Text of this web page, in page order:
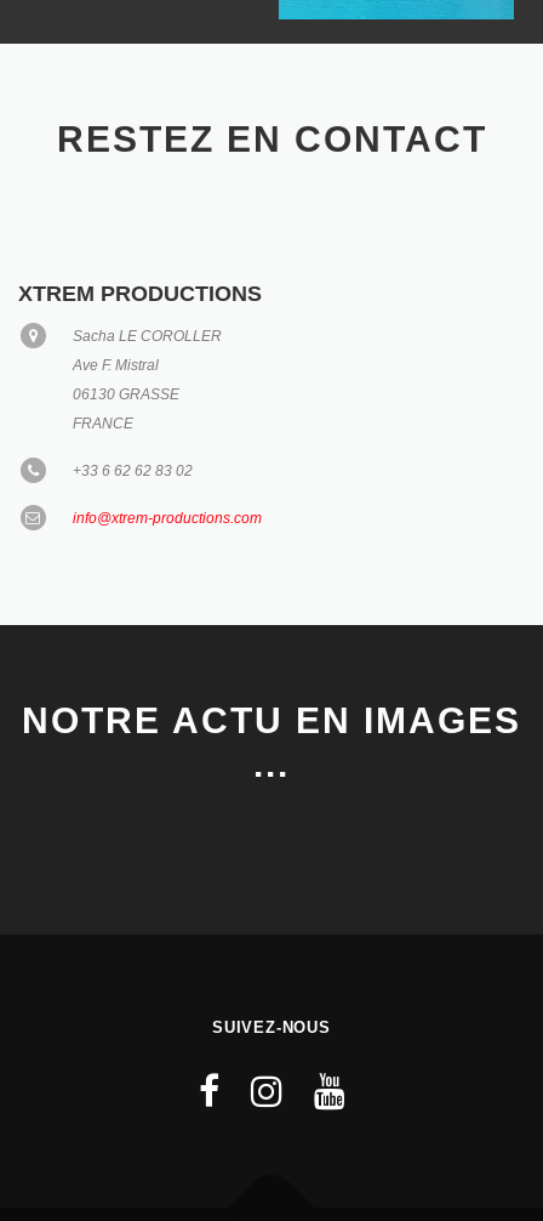
RESTEZ EN CONTACT
XTREM PRODUCTIONS
Sacha LE COROLLER
Ave F. Mistral
06130 GRASSE
FRANCE
+33 6 62 62 83 02
info@xtrem-productions.com
NOTRE ACTU EN IMAGES
...
SUIVEZ-NOUS